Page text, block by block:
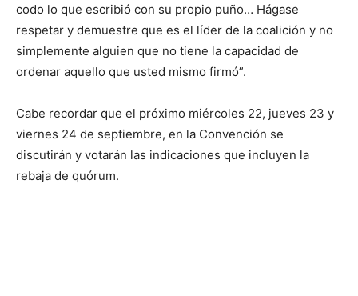
codo lo que escribió con su propio puño… Hágase
respetar y demuestre que es el líder de la coalición y no
simplemente alguien que no tiene la capacidad de
ordenar aquello que usted mismo firmó”.
Cabe recordar que el próximo miércoles 22, jueves 23 y
viernes 24 de septiembre, en la Convención se
discutirán y votarán las indicaciones que incluyen la
rebaja de quórum.